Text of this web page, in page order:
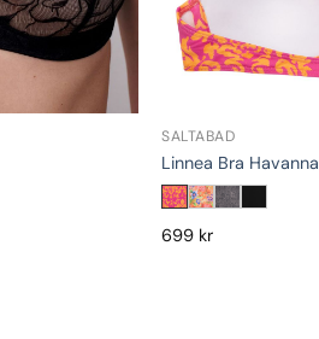
SALTABAD
Linnea Bra Havanna
699 kr